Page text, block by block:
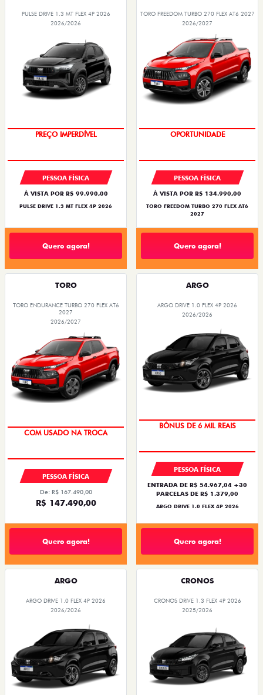
PULSE DRIVE 1.3 MT FLEX 4P 2026
2026/2026
OPORTUNIDADE
PESSOA FÍSICA
À VISTA POR R$ 99.990,00
PULSE DRIVE 1.3 MT FLEX 4P 2026
Quero agora!
TORO FREEDOM TURBO 270 FLEX AT6 2027
2026/2027
SUPERVALORIZAÇÃO DO USADO
PESSOA FÍSICA
À VISTA POR R$ 134.990,00
TORO FREEDOM TURBO 270 FLEX AT6
2027
Quero agora!
TORO
TORO ENDURANCE TURBO 270 FLEX AT6
2027
2026/2027
OPORTUNIDADE
COM USADO NA TROCA
PESSOA FÍSICA
De: R$ 167.490,00
R$ 147.490,00
Quero agora!
ARGO
ARGO DRIVE 1.0 FLEX 4P 2026
2026/2026
BÔNUS DE 6 MIL REAIS
TAXA ZERO
PESSOA FÍSICA
ENTRADA DE R$ 54.967,04 +30
PARCELAS DE R$ 1.379,00
ARGO DRIVE 1.0 FLEX 4P 2026
Quero agora!
ARGO
ARGO DRIVE 1.0 FLEX 4P 2026
2026/2026
CRONOS
CRONOS DRIVE 1.3 FLEX 4P 2026
2025/2026